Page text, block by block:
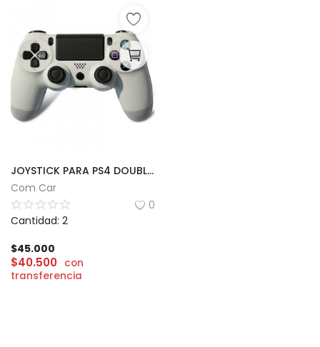
JOYSTICK PARA PS4 DOUBLE MOTOR VIBRATION
Com Car
0
Cantidad: 2
$45.000
$40.500 con
transferencia